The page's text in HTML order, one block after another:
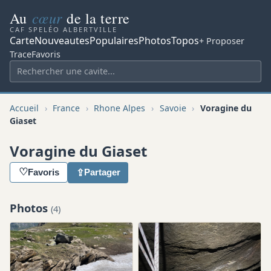
Au cœur de la terre
CAF SPELÉO ALBERTVILLE
CarteNouveautesPopulairesPhotosTopos+ Proposer
TraceFavoris
Accueil › France › Rhone Alpes › Savoie › Voragine du
Giaset
Voragine du Giaset
♡Favoris ⇪ Partager
Photos (4)